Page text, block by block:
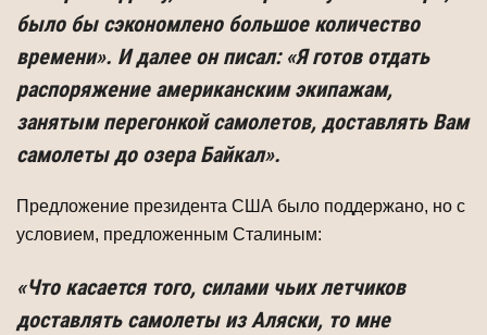
было бы сэкономлено большое количество
времени». И далее он писал: «Я готов отдать
распоряжение американским экипажам,
занятым перегонкой самолетов, доставлять Вам
самоле­ты до озера Байкал».
Предложение президента США было поддержано, но с
условием, предложен­ным Сталиным:
«Что касается того, силами чьих летчиков
доставлять самолеты из Аляски, то мне